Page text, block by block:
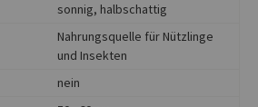
sonnig, halbschattig
Nahrungsquelle für Nützlinge
und Insekten
nein